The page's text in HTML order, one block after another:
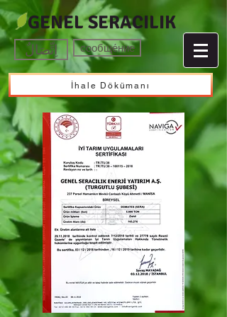
GENEL SERACILIK
اِتِّصَالٌ сообще́ние
İhale Dökümanı